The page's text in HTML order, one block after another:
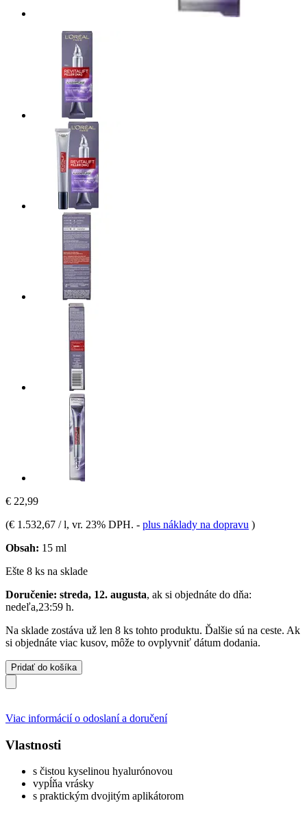
€ 22,99
(€ 1.532,67 / l, vr. 23% DPH. - plus náklady na dopravu )
Obsah: 15 ml
Ešte 8 ks na sklade
Doručenie: streda, 12. augusta, ak si objednáte do dňa:
nedeľa,23:59 h.
Na sklade zostáva už len 8 ks tohto produktu. Ďalšie sú na ceste. Ak
si objednáte viac kusov, môže to ovplyvniť dátum dodania.
Pridať do košíka
Viac informácií o odoslaní a doručení
Vlastnosti
s čistou kyselinou hyalurónovou
vypĺňa vrásky
s praktickým dvojitým aplikátorom